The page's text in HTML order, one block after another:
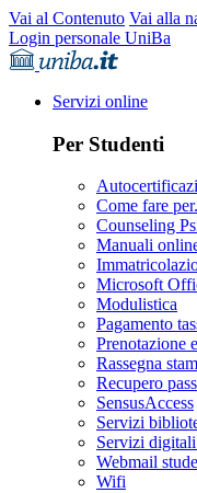
Vai al Contenuto Vai alla
Login personale UniBa
Servizi online
Per Studenti
Come fare
Counseling
Manuali
Microsoft
Modulistica
Pagamento
Prenotazione
Rassegna
Recupero
SensusAccess
Servizi
Servizi
Webmail
Wifi